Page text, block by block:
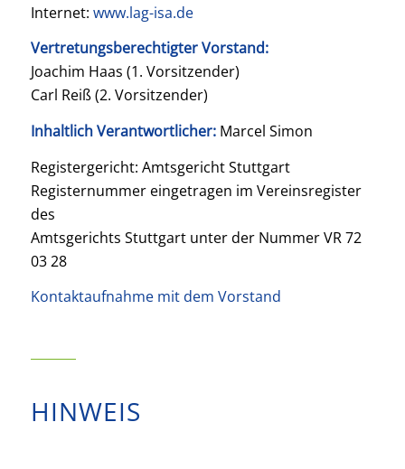
Internet: www.lag-isa.de
Vertretungsberechtigter Vorstand:
Joachim Haas (1. Vorsitzender)
Carl Reiß (2. Vorsitzender)
Inhaltlich Verantwortlicher: Marcel Simon
Registergericht: Amtsgericht Stuttgart
Registernummer eingetragen im Vereinsregister
des
Amtsgerichts Stuttgart unter der Nummer VR 72
03 28
Kontaktaufnahme mit dem Vorstand
HINWEIS